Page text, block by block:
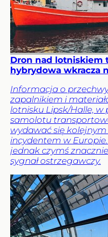
Dron nad lotniskiem
hybrydowa wkracza
Informacja o
zapalnikiem i
lotnisku Lipsk/Halle,
samolotu
wydawać się
incydentem w
jednak czymś
sygnał ostrzegawczy.